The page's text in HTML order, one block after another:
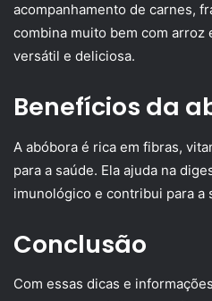
acompanhamento de carnes,
combina muito bem com arroz
versátil e deliciosa.
Benefícios da
A abóbora é rica em fibras,
para a saúde. Ela ajuda na
imunológico e contribui para a
Conclusão
Com essas dicas e